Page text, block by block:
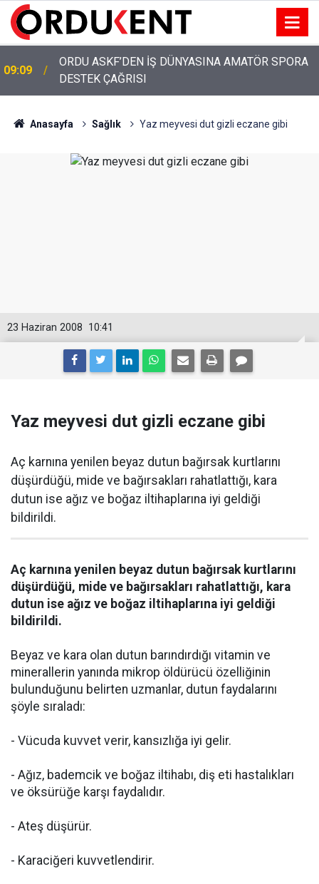
09:09
ORDU ASKF’DEN İŞ DÜNYASINA AMATÖR SPORA
DESTEK ÇAĞRISI
13:00
YUH ARTIK! KARLIBEL, TURİZM BAHANESİYLE
AKYAZI'DA IŞGALCİLERİ SAVUNUYOR!
Anasayfa Sağlık Yaz meyvesi dut gizli eczane gibi
10:41
23 Haziran 2008
Yaz meyvesi dut gizli eczane gibi
Aç karnına yenilen beyaz dutun bağırsak kurtlarını
düşürdüğü, mide ve bağırsakları rahatlattığı, kara
dutun ise ağız ve boğaz iltihaplarına iyi geldiği
bildirildi.
Aç karnına yenilen beyaz dutun bağırsak kurtlarını
düşürdüğü, mide ve bağırsakları rahatlattığı, kara
dutun ise ağız ve boğaz iltihaplarına iyi geldiği
bildirildi.
Beyaz ve kara olan dutun barındırdığı vitamin ve
minerallerin yanında mikrop öldürücü özelliğinin
bulunduğunu belirten uzmanlar, dutun faydalarını
şöyle sıraladı:
- Vücuda kuvvet verir, kansızlığa iyi gelir.
- Ağız, bademcik ve boğaz iltihabı, diş eti hastalıkları
ve öksürüğe karşı faydalıdır.
- Ateş düşürür.
- Karaciğeri kuvvetlendirir.